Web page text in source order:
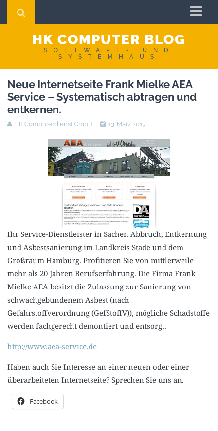
Startseite
Impressum
AGB
Datenschutzerklärung
HK COMPUTER BLOG
SOFTWARE- UND
SYSTEMHAUS
Neue Internetseite Frank Mielke AEA
Service – Systematisch abtragen und
entkernen.
HK Computerdienst GmbH 13. März 2017
Ihr Service-Dienstleister in Sachen Abbruch, Entkernung
und Asbestsanierung im Landkreis Stade und dem
Großraum Hamburg. Profitieren Sie von mittlerweile
mehr als 20 Jahren Berufserfahrung. Die Firma Frank
Mielke AEA besitzt die Zulassung zur Sanierung von
schwachgebundenem Asbest (nach
Gefahrstoffverordnung (GefStoffV)), mögliche Schadstoffe
werden fachgerecht demontiert und entsorgt.
http://www.aea-service.de
Haben auch Sie Interesse an einer neuen oder einer
überarbeiteten Internetseite? Sprechen Sie uns an.
Facebook